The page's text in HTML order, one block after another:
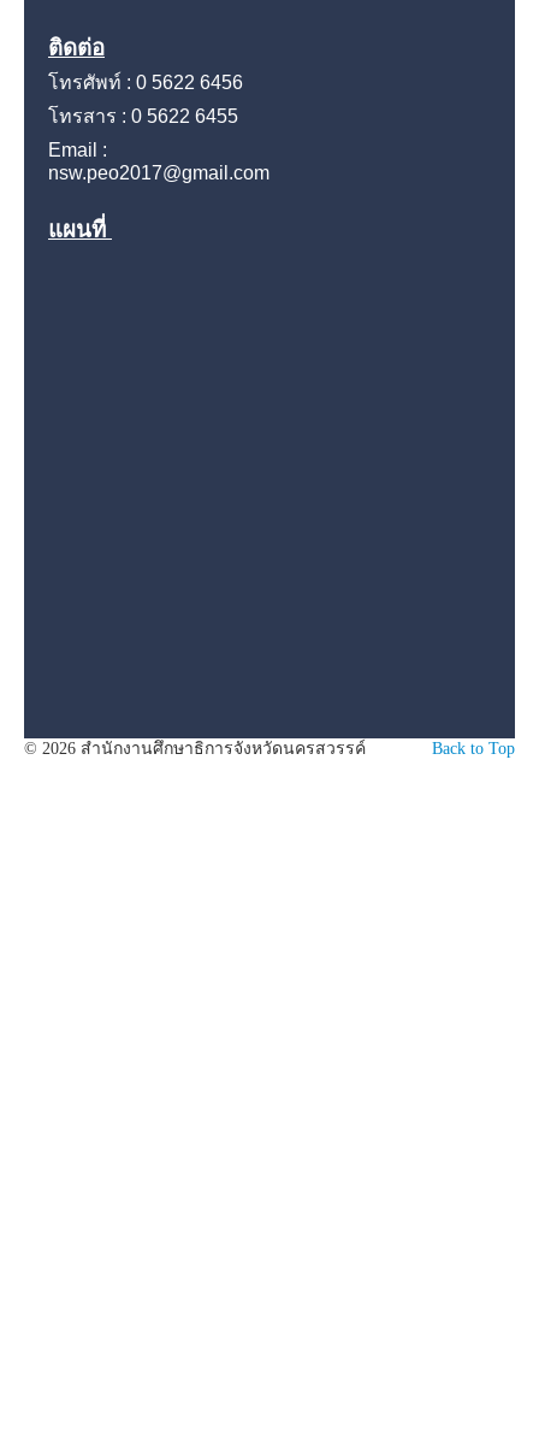
ติดต่อ
โทรศัพท์ : 0 5622 6456
โทรสาร : 0 5622 6455
Email :
nsw.peo2017@gmail.com
แผนที่
Back to Top
© 2026 สำนักงานศึกษาธิการจังหวัดนครสวรรค์